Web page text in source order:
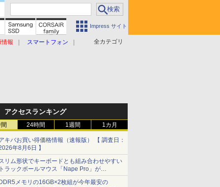
Impress サイト
全カテゴリ
情報 スマートフォン
アクセスランキング
24時間 1週間 1カ月
キバお買い得価格情報（速報版） 【 調査日：
年8月6日 】
リム形状でキーボードとも組み合わせやすい
ラックボールマウス「Nape Pro」が
から
メモリの16GB×2枚組が今年最安の